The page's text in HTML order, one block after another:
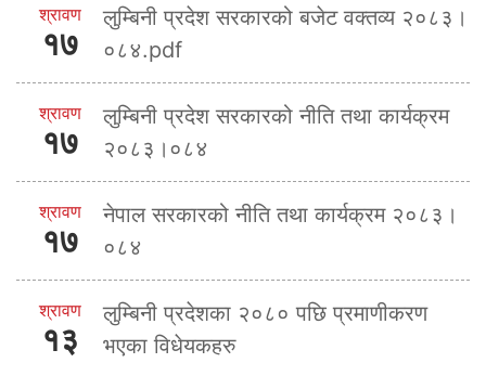
श्रावण
१७
लुम्बिनी प्रदेश सरकारको बजेट वक्तव्य २०८३।
०८४.pdf
श्रावण
१७
लुम्बिनी प्रदेश सरकारको नीति तथा कार्यक्रम
२०८३।०८४
श्रावण
१७
नेपाल सरकारको नीति तथा कार्यक्रम २०८३।
०८४
श्रावण
१३
लुम्बिनी प्रदेशका २०८० पछि प्रमाणीकरण
भएका विधेयकहरु